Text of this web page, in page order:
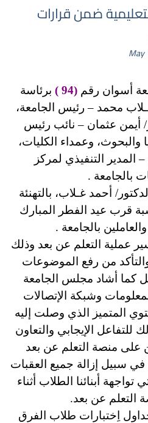
ضمن قرارات
May
أسوان رقم (94 )
برئاسة
محمد – رئيس الجامعة،
أيمن عثمان – نائب رئيس
والبحوث، وعمداء الكليات،
المدير التنفيذي لمركز
بالجامعة .
أحمد غـلاب، بالتهنئة
قرب عيد الفطر المبارك
بالجامعة .
عملية التعلم عن بعد وذلك
من رفع الموضوعات
كما أشاد مجلس الجامعة
وشبكة الإتصالات
المتميز الذي وصلت إليه
للتفاعل الإيجابي والتعاون
على منصة التعلم عن بعد
في سبيل إزالة جميع العقبات
أبنائنا الطلاب أثناء
التعلم عن بعد.
اِختبارات طلاب الفرق